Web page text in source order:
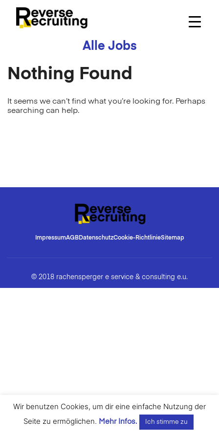
content
Alle Jobs
Nothing Found
It seems we can’t find what you’re looking for. Perhaps
searching can help.
ImpressumAGBDatenschutzCookie-RichtlinieSitemap
© 2018 rachensperger e service & consulting e.u.
Wir benutzen Cookies, um dir eine einfache Nutzung der
Seite zu ermöglichen. Mehr Infos. Ich stimme zu